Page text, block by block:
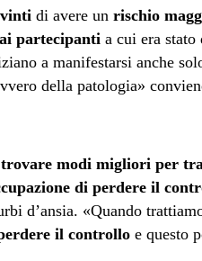
di avere un rischio
partecipanti a cui era stato
a manifestarsi anche
della patologia»
trovare modi migliori per
di perdere il
d’ansia. «Quando
il controllo e questo